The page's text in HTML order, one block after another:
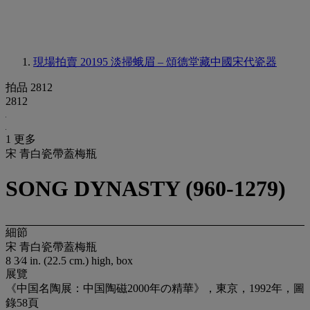
現場拍賣 20195 淡掃蛾眉 – 頌德堂藏中國宋代瓷器
拍品 2812
2812
1 更多
宋 青白瓷帶蓋梅瓶
SONG DYNASTY (960-1279)
細節
宋 青白瓷帶蓋梅瓶
8 3⁄4 in. (22.5 cm.) high, box
展覽
《中国名陶展：中国陶磁2000年の精華》，東京，1992年，圖
錄58頁